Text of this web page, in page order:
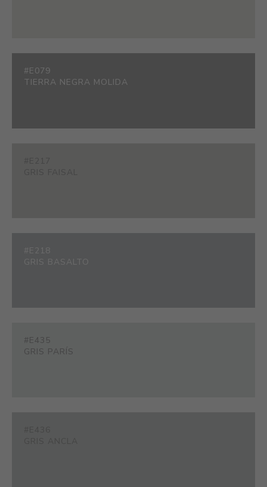
#E079
TIERRA NEGRA MOLIDA
#E218
GRIS BASALTO
#E435
GRIS PARÍS